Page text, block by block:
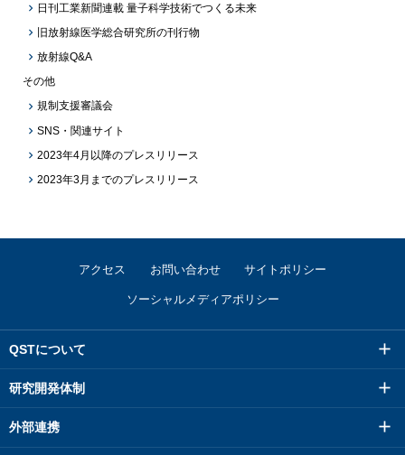
日刊工業新聞連載 量子科学技術でつくる未来
旧放射線医学総合研究所の刊行物
放射線Q&A
その他
規制支援審議会
SNS・関連サイト
2023年4月以降のプレスリリース
2023年3月までのプレスリリース
アクセス お問い合わせ サイトポリシー
ソーシャルメディアポリシー
QSTについて
研究開発体制
外部連携